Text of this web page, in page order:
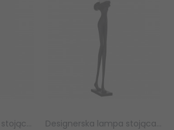
Dekoracyjna lampa stojąca podłogowa czarna w kształcie kota PUMA RED AZ6786 Azzardo Designerska lampa stojąca podłogowa w kształcie człowieka HESTIA BK AZ6787 Azzardo